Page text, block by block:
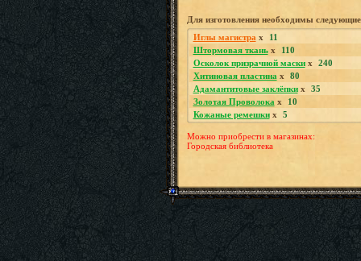
Для изготовления необходимы
Иглы магистра x
11
Штормовая тканьx
110
Осколок призрачной маскиx
240
Хитиновая пластина x
80
Адамантитовые заклёпкиx
35
Золотая Проволока x
10
Кожаные ремешкиx 5
Можно приобрести в магазинах:
Городская библиотека